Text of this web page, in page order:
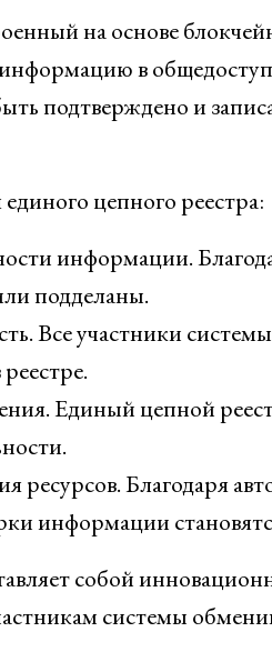
на основе
информацию в
подтверждено и
цепного реестра:
информации.
подделаны.
Все участники
Единый цепной
ресурсов. Благодаря
информации
собой
системы